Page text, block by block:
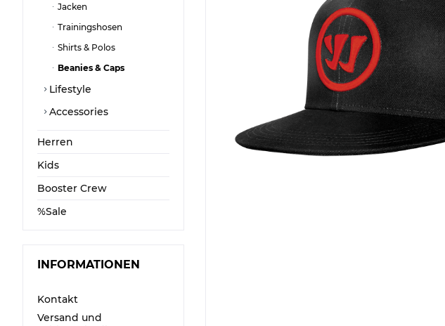
Jacken
Trainingshosen
Shirts & Polos
Beanies & Caps
Lifestyle
Accessories
Herren
Kids
Booster Crew
%Sale
INFORMATIONEN
Kontakt
Versand und